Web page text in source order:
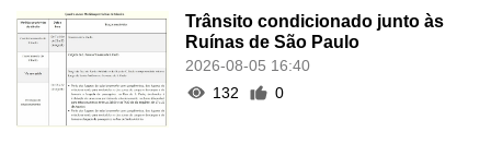
Trânsito condicionado junto às
Ruínas de São Paulo
2026-08-05 16:40
132
0